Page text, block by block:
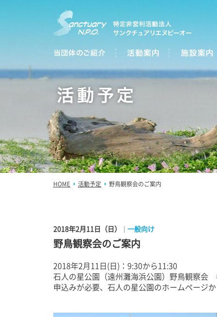
HOME 活動予定 野鳥観察会のご案内
2018年2月11日（日） ｜ 一般向け
野鳥観察会のご案内
2018年2月11日(日)：9:30から11:30
石人の星公園（遠州灘海浜公園）野鳥観察会
申込みが必要、石人の星公園のホームページ